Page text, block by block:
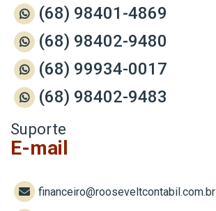
(68) 98401-4869
(68) 98402-9480
(68) 99934-0017
(68) 98402-9483
Suporte
E-mail
financeiro@rooseveltcontabil.com.br